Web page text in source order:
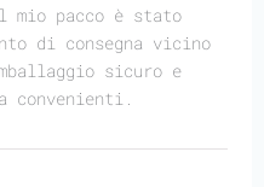
pacco è stato
di consegna vicino
sicuro e
convenienti.